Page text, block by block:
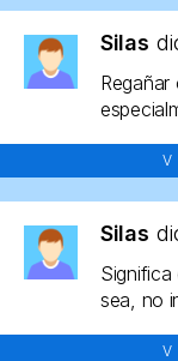
Silas
Regañar
Silas
sea, no